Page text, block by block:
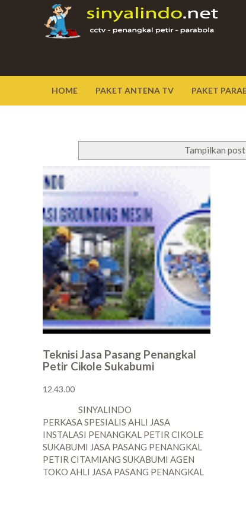
HOME PAKET ANTENA TV PAKET
Tampilkan
Teknisi Jasa Pasang Penangkal
Petir Cikole Sukabumi
12.43.00
SINYALINDO
PERKASA SPESIALIS AHLI JASA
INSTALASI PENANGKAL PETIR CIKOLE
SUKABUMI JASA PASANG PENANGKAL
PETIR CITAMIANG SUKABUMI AGEN
TOKO AHLI JASA PASANG PENANGKAL